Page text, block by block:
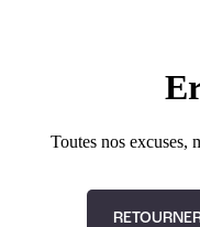
Toutes nos excuses,